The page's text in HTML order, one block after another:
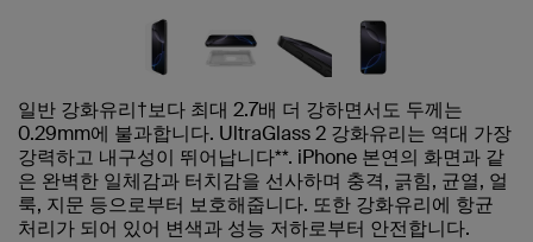
일반 강화유리†보다 최대 2.7배 더 강하면서도 두께는
0.29mm에 불과합니다. UltraGlass 2 강화유리는 역대 가장
강력하고 내구성이 뛰어납니다**. iPhone 본연의 화면과 같
은 완벽한 일체감과 터치감을 선사하며 충격, 긁힘, 균열, 얼
룩, 지문 등으로부터 보호해줍니다. 또한 강화유리에 항균
처리가 되어 있어 변색과 성능 저하로부터 안전합니다.